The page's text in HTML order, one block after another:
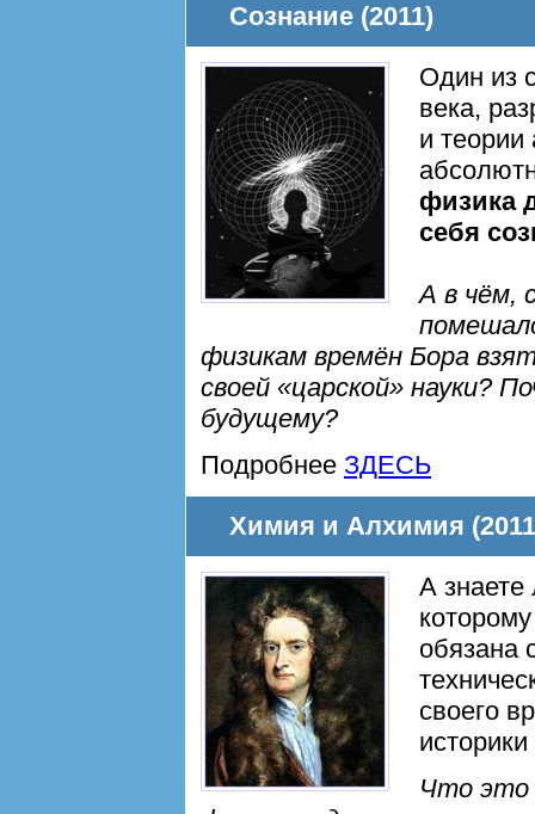
Cознание (2011)
Один из
века,
и
физика
себя
А в чём,
физикам времён Бора
своей «царской» науки?
будущему?
Подробнее ЗДЕСЬ
Химия и Алхимия
А
обязана
своего
Что это